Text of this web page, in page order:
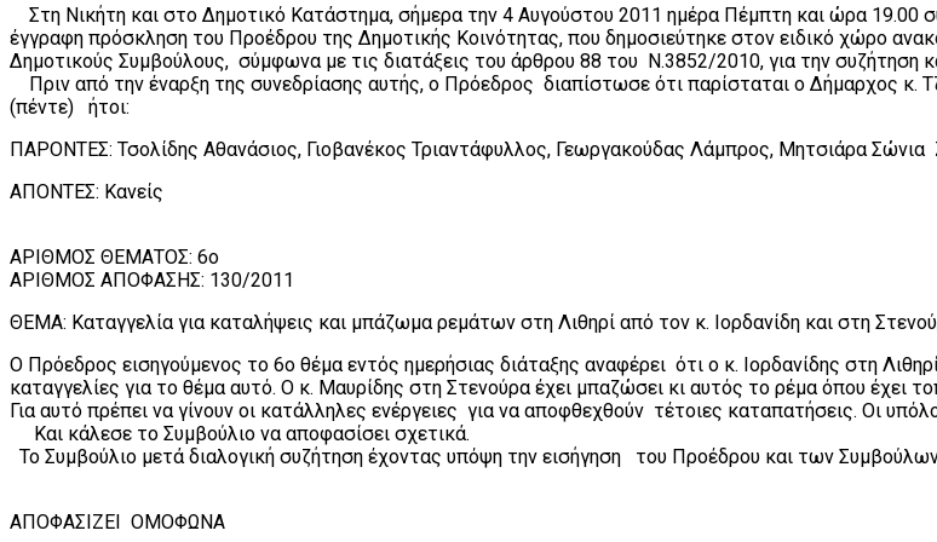
Στη Νικήτη και στο Δημοτικό Κατάστημα, σήμερα την 4 Αυγούστου 2011 ημέρα Πέμπτη και ώρα 19.00
έγγραφη πρόσκληση του Προέδρου της Δημοτικής Κοινότητας, που δημοσιεύτηκε στον ειδικό χώρο
Δημοτικούς Συμβούλους, σύμφωνα με τις διατάξεις του άρθρου 88 του Ν.3852/2010, για την συζήτηση
Πριν από την έναρξη της συνεδρίασης αυτής, ο Πρόεδρος διαπίστωσε ότι παρίσταται ο Δήμαρχος κ.
(πέντε) ήτοι:
ΠΑΡΟΝΤΕΣ: Τσολίδης Αθανάσιος, Γιοβανέκος Τριαντάφυλλος, Γεωργακούδας Λάμπρος, Μητσιάρα Σώνια
ΑΠΟΝΤΕΣ: Κανείς
AΡΙΘΜΟΣ ΘΕΜΑΤΟΣ: 6ο
ΑΡΙΘΜΟΣ ΑΠΟΦΑΣΗΣ: 130/2011
ΘΕΜΑ: Καταγγελία για καταλήψεις και μπάζωμα ρεμάτων στη Λιθηρί από τον κ. Ιορδανίδη και στη
Ο Πρόεδρος εισηγούμενος το 6ο θέμα εντός ημερήσιας διάταξης αναφέρει ότι ο κ. Ιορδανίδης στη
καταγγελίες για το θέμα αυτό. Ο κ. Μαυρίδης στη Στενούρα έχει μπαζώσει κι αυτός το ρέμα όπου έχει
Για αυτό πρέπει να γίνουν οι κατάλληλες ενέργειες για να αποφθεχθούν τέτοιες καταπατήσεις. Οι
Και κάλεσε το Συμβούλιο να αποφασίσει σχετικά.
Το Συμβούλιο μετά διαλογική συζήτηση έχοντας υπόψη την εισήγηση του Προέδρου και των
ΑΠΟΦΑΣΙΖΕΙ ΟΜΟΦΩΝΑ